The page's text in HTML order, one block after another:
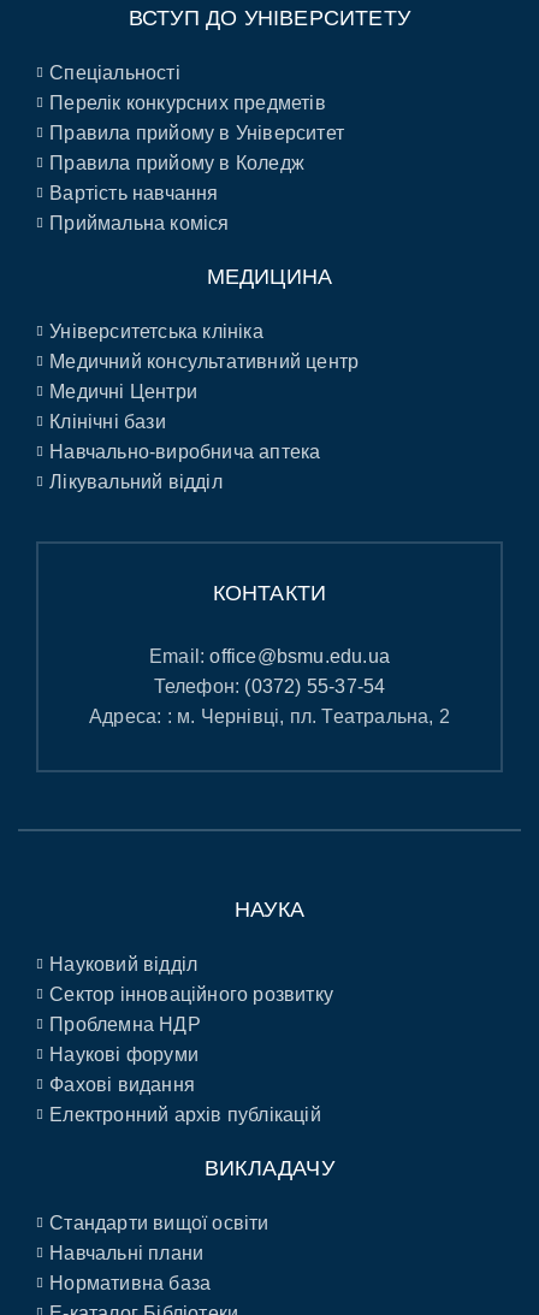
ВСТУП ДО УНІВЕРСИТЕТУ
Спеціальності
Перелік конкурсних предметів
Правила прийому в Університет
Правила прийому в Коледж
Вартість навчання
Приймальна коміся
МЕДИЦИНА
Університетська клініка
Медичний консультативний центр
Медичні Центри
Клінічні бази
Навчально-виробнича аптека
Лікувальний відділ
КОНТАКТИ
Email:office@bsmu.edu.ua
Телефон: (0372) 55-37-54
Адреса: : м. Чернівці, пл. Театральна, 2
НАУКА
Науковий відділ
Сектор інноваційного розвитку
Проблемна НДР
Наукові форуми
Фахові видання
Електронний архів публікацій
ВИКЛАДАЧУ
Стандарти вищої освіти
Навчальні плани
Нормативна база